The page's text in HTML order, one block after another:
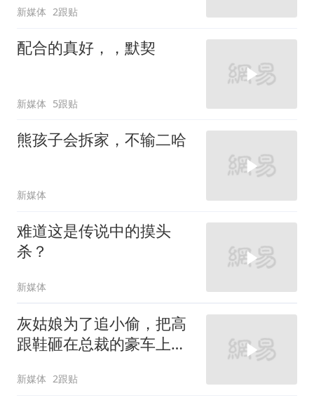
新媒体 2跟贴
配合的真好，，默契
新媒体 5跟贴
熊孩子会拆家，不输二哈
新媒体
难道这是传说中的摸头
杀？
新媒体
灰姑娘为了追小偷，把高
跟鞋砸在总裁的豪车上，
新媒体 2跟贴